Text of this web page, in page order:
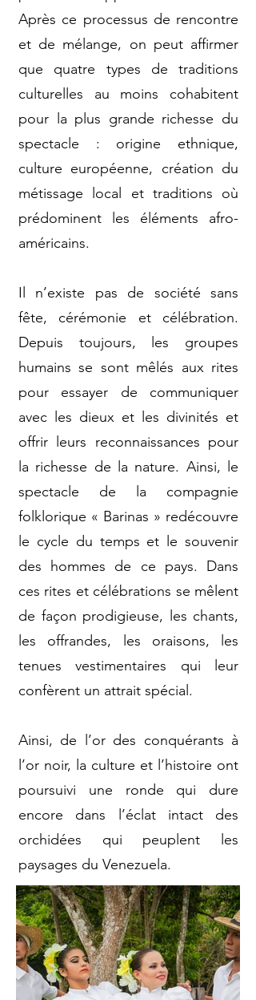
Après ce processus de rencontre
et de mélange, on peut affirmer
que quatre types de traditions
culturelles au moins cohabitent
pour la plus grande richesse du
spectacle : origine ethnique,
culture européenne, création du
métissage local et traditions où
prédominent les éléments afro-
américains.
Il n’existe pas de société sans
fête, cérémonie et célébration.
Depuis toujours, les groupes
humains se sont mêlés aux rites
pour essayer de communiquer
avec les dieux et les divinités et
offrir leurs reconnaissances pour
la richesse de la nature. Ainsi, le
spectacle de la compagnie
folklorique « Barinas » redécouvre
le cycle du temps et le souvenir
des hommes de ce pays. Dans
ces rites et célébrations se mêlent
de façon prodigieuse, les chants,
les offrandes, les oraisons, les
tenues vestimentaires qui leur
confèrent un attrait spécial.
Ainsi, de l’or des conquérants à
l’or noir, la culture et l’histoire ont
poursuivi une ronde qui dure
encore dans l’éclat intact des
orchidées qui peuplent les
paysages du Venezuela.